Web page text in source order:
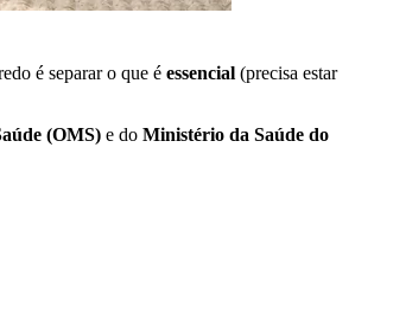
é separar o que é essencial (precisa estar
(OMS) e do Ministério da Saúde do